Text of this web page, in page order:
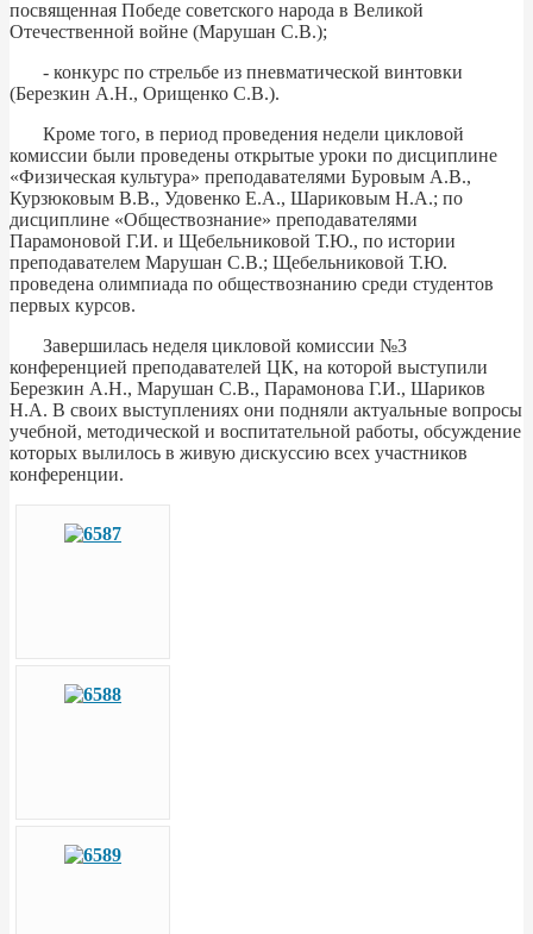
посвященная Победе советского народа в Великой
Отечественной войне (Марушан С.В.);
- конкурс по стрельбе из пневматической винтовки
(Березкин А.Н., Орищенко С.В.).
Кроме того, в период проведения недели цикловой
комиссии были проведены открытые уроки по дисциплине
«Физическая культура» преподавателями Буровым А.В.,
Курзюковым В.В., Удовенко Е.А., Шариковым Н.А.; по
дисциплине «Обществознание» преподавателями
Парамоновой Г.И. и Щебельниковой Т.Ю., по истории
преподавателем Марушан С.В.; Щебельниковой Т.Ю.
проведена олимпиада по обществознанию среди студентов
первых курсов.
Завершилась неделя цикловой комиссии №3
конференцией преподавателей ЦК, на которой выступили
Березкин А.Н., Марушан С.В., Парамонова Г.И., Шариков
Н.А. В своих выступлениях они подняли актуальные вопросы
учебной, методической и воспитательной работы, обсуждение
которых вылилось в живую дискуссию всех участников
конференции.